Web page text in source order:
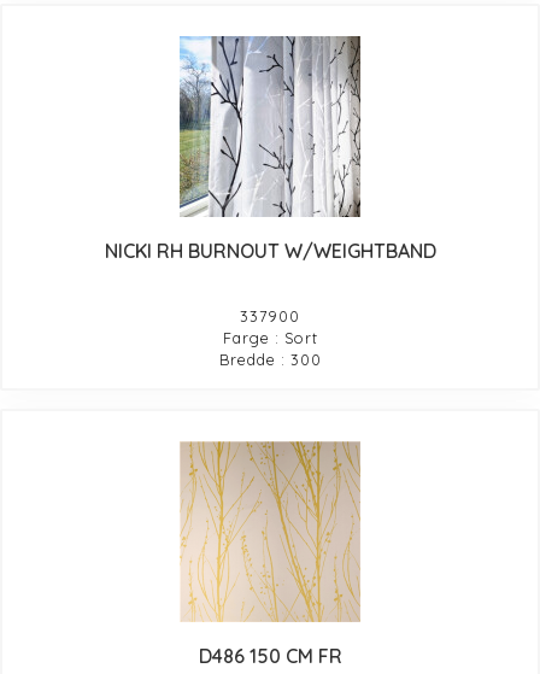
NICKI RH BURNOUT W/WEIGHTBAND
337900
Farge : Sort
Bredde : 300
D486 150 CM FR